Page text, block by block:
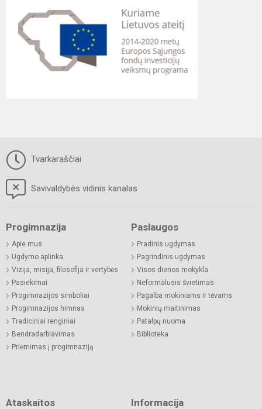
Tvarkaraščiai
Savivaldybės vidinis kanalas
Progimnazija
Apie mus
Ugdymo aplinka
Vizija, misija, filosofija ir vertybės
Pasiekimai
Progimnazijos simboliai
Progimnazijos himnas
Tradiciniai renginiai
Bendradarbiavimas
Priėmimas į progimnaziją
Paslaugos
Pradinis ugdymas
Pagrindinis ugdymas
Visos dienos mokykla
Neformalusis švietimas
Pagalba mokiniams ir tėvams
Mokinių maitinimas
Patalpų nuoma
Biblioteka
Ataskaitos Informacija